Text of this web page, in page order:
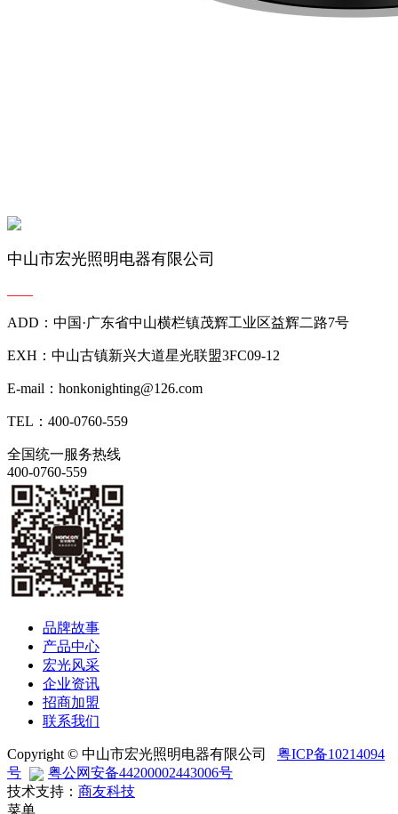
中山市宏光照明电器有限公司
ADD：中国·广东省中山横栏镇茂辉工业区益辉二路7号
EXH：中山古镇新兴大道星光联盟3FC09-12
E-mail：honkonighting@126.com
TEL：400-0760-559
全国统一服务热线
400-0760-559
品牌故事
产品中心
宏光风采
企业资讯
招商加盟
联系我们
Copyright © 中山市宏光照明电器有限公司 粤ICP备10214094
号
粤公网安备44200002443006号
技术支持： 商友科技
菜单